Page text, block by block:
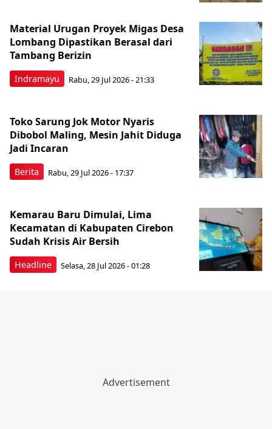
Indramayu
Material Urugan Proyek Migas Desa
Lombang Dipastikan Berasal dari
Tambang Berizin
Rabu, 29 Jul 2026 - 21:33
Berita
Toko Sarung Jok Motor Nyaris
Dibobol Maling, Mesin Jahit Diduga
Jadi Incaran
Rabu, 29 Jul 2026 - 17:37
Headline
Kemarau Baru Dimulai, Lima
Kecamatan di Kabupaten Cirebon
Sudah Krisis Air Bersih
Selasa, 28 Jul 2026 - 01:28